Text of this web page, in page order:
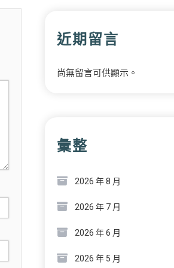
近期留言
尚無留言可供顯示。
彙整
2026 年 8 月
2026 年 7 月
2026 年 6 月
2026 年 5 月